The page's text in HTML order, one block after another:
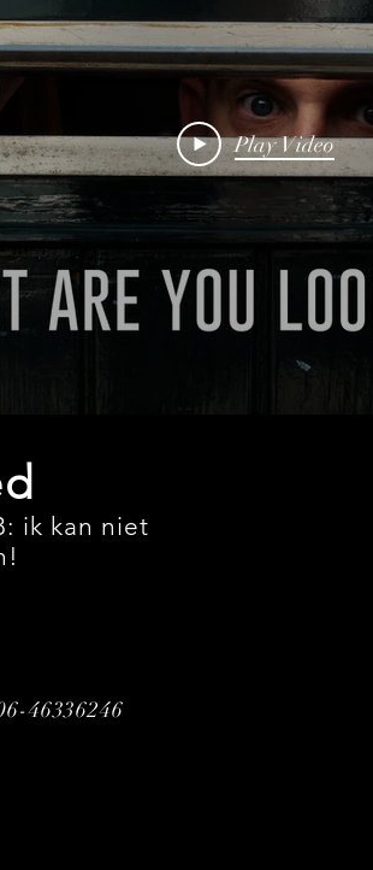
Play Video
ik kan niet
46336246